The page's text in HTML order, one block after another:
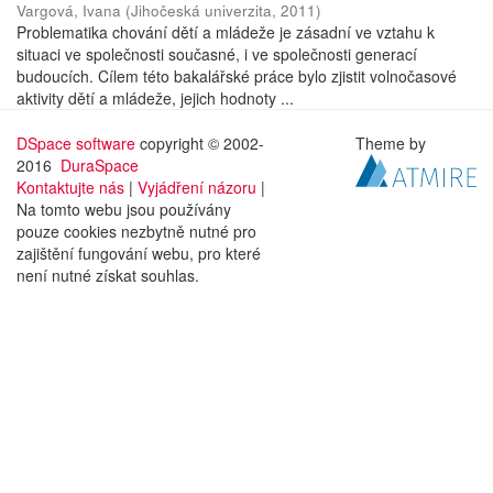
Vargová, Ivana (Jihočeská univerzita, 2011)
Problematika chování dětí a mládeže je zásadní ve vztahu k
situaci ve společnosti současné, i ve společnosti generací
budoucích. Cílem této bakalářské práce bylo zjistit volnočasové
aktivity dětí a mládeže, jejich hodnoty ...
DSpace software copyright © 2002-
2016 DuraSpace
Kontaktujte nás | Vyjádření názoru |
Na tomto webu jsou používány
pouze cookies nezbytně nutné pro
zajištění fungování webu, pro které
není nutné získat souhlas.
Theme by